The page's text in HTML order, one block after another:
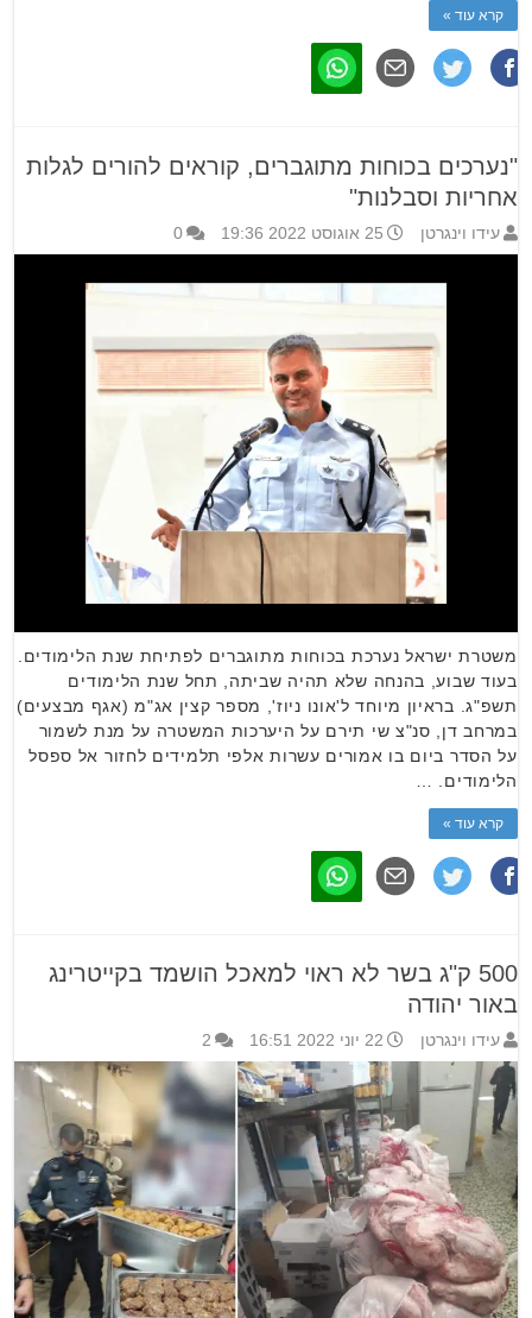
קרא עוד »
"נערכים בכוחות מתוגברים, קוראים להורים לגלות
אחריות וסבלנות"
עידו וינגרטן 25 אוגוסט 2022 19:36 0
משטרת ישראל נערכת בכוחות מתוגברים לפתיחת שנת הלימודים.
בעוד שבוע, בהנחה שלא תהיה שביתה, תחל שנת הלימודים
תשפ"ג. בראיון מיוחד ל'אונו ניוז', מספר קצין אג"מ (אגף מבצעים)
במרחב דן, סנ"צ שי תירם על היערכות המשטרה על מנת לשמור
על הסדר ביום בו אמורים עשרות אלפי תלמידים לחזור אל ספסל
הלימודים. …
קרא עוד »
500 ק"ג בשר לא ראוי למאכל הושמד בקייטרינג
באור יהודה
עידו וינגרטן 22 יוני 2022 16:51 2